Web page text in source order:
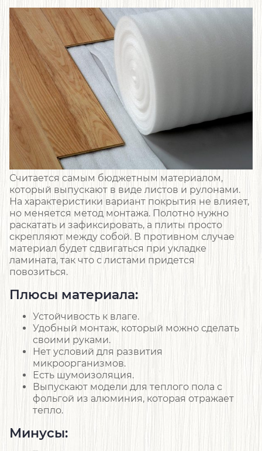
Считается самым бюджетным материалом,
который выпускают в виде листов и рулонами.
На характеристики вариант покрытия не влияет,
но меняется метод монтажа. Полотно нужно
раскатать и зафиксировать, а плиты просто
скрепляют между собой. В противном случае
материал будет сдвигаться при укладке
ламината, так что с листами придется
повозиться.
Плюсы материала:
Устойчивость к влаге.
Удобный монтаж, который можно сделать
своими руками.
Нет условий для развития
микроорганизмов.
Есть шумоизоляция.
Выпускают модели для теплого пола с
фольгой из алюминия, которая отражает
тепло.
Минусы: